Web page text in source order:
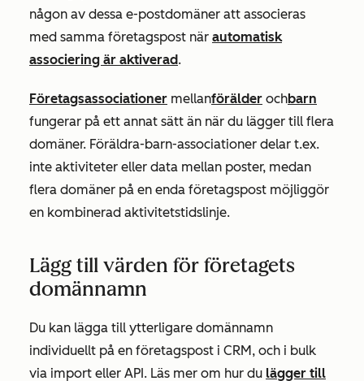
någon av dessa e-postdomäner att associeras
med samma företagspost när automatisk
associering är aktiverad.
Företagsassociationer mellanförälder ochbarn
fungerar på ett annat sätt än när du lägger till flera
domäner. Föräldra-barn-associationer delar t.ex.
inte aktiviteter eller data mellan poster, medan
flera domäner på en enda företagspost möjliggör
en kombinerad aktivitetstidslinje.
Lägg till värden för företagets
domännamn
Du kan lägga till ytterligare domännamn
individuellt på en företagspost i CRM, och i bulk
via import eller API. Läs mer om hur du lägger till